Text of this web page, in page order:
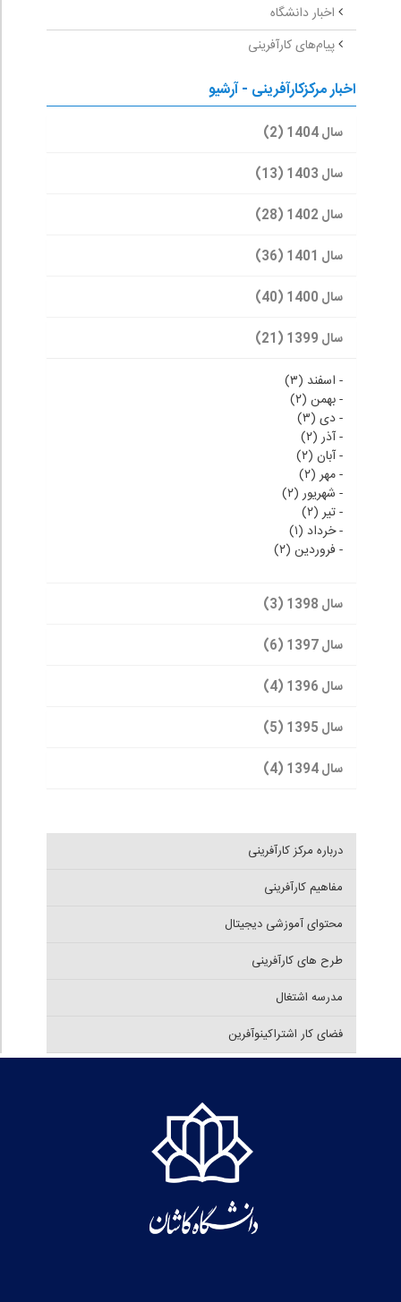
اخبار دانشگاه
پیام‌های کارآفرینی
اخبار مرکزکارآفرینی - آرشیو
سال 1404 (2)
سال 1403 (13)
سال 1402 (28)
سال 1401 (36)
سال 1400 (40)
سال 1399 (21)
- اسفند (۳)
-بهمن (۲)
-دی (۳)
-آذر (۲)
-آبان (۲)
-مهر (۲)
- شهریور (۲)
-تیر (۲)
-خرداد (۱)
- فروردین (۲)
سال 1398 (3)
سال 1397 (6)
سال 1396 (4)
سال 1395 (5)
سال 1394 (4)
درباره مرکز کارآفرینی
مفاهیم کارآفرینی
محتوای آموزشی دیجیتال
طرح های کارآفرینی
مدرسه اشتغال
فضای کار اشتراکینوآفرین